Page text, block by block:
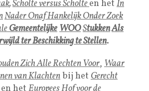
,Scholte versus Scholteen het In
Nader Onaf Hankelijk Onder Zoek
GemeentelijkeWOOStukkenAls
ter Beschikking te Stellen.
Zich Alle Rechten Voor, Waar
van Klachtenbij het Gerecht